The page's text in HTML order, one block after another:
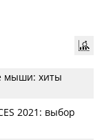
мыши: хиты
2021: выбор